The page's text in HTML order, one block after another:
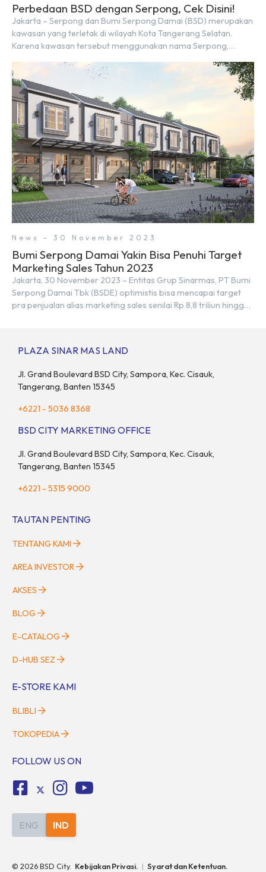
Perbedaan BSD dengan Serpong, Cek Disini!
Jakarta – Serpong dan Bumi Serpong Damai (BSD) merupakan
kawasan yang terletak di wilayah Kota Tangerang Selatan.
Karena kawasan tersebut menggunakan nama Serpong,
merupakan tempat yang sama. Padahal anggapan tersebut
kurang tepat. Sebab Serpong dan BSD merupakan dua
kawasan yang berbeda. Berikut penjelasannya. Baca Juga: […]
News - 30 November 2023
Bumi Serpong Damai Yakin Bisa Penuhi Target
Marketing Sales Tahun 2023
Jakarta, 30 November 2023 – Entitas Grup Sinarmas, PT Bumi
Serpong Damai Tbk (BSDE) optimistis bisa mencapai target
pra penjualan alias marketing sales senilai Rp 8,8 triliun hingga
target. “Kami yakin target […]
PLAZA SINAR MAS LAND
Jl. Grand Boulevard BSD City, Sampora, Kec. Cisauk,
Tangerang, Banten 15345
+6221 - 5036 8368
BSD CITY MARKETING OFFICE
Jl. Grand Boulevard BSD City, Sampora, Kec. Cisauk,
Tangerang, Banten 15345
+6221 - 5315 9000
TAUTAN PENTING
TENTANG KAMI
AREA INVESTOR
AKSES
BLOG
E-CATALOG
D-HUB SEZ
E-STORE KAMI
BLIBLI
TOKOPEDIA
FOLLOW US ON
ENG IND
© 2026BSD City. Kebijakan Privasi. | Syarat dan Ketentuan.